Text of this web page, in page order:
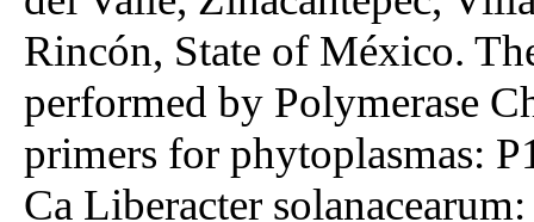
Rincón, State of México.
performed by Polymerase
primers for phytoplasmas:
Ca Liberacter